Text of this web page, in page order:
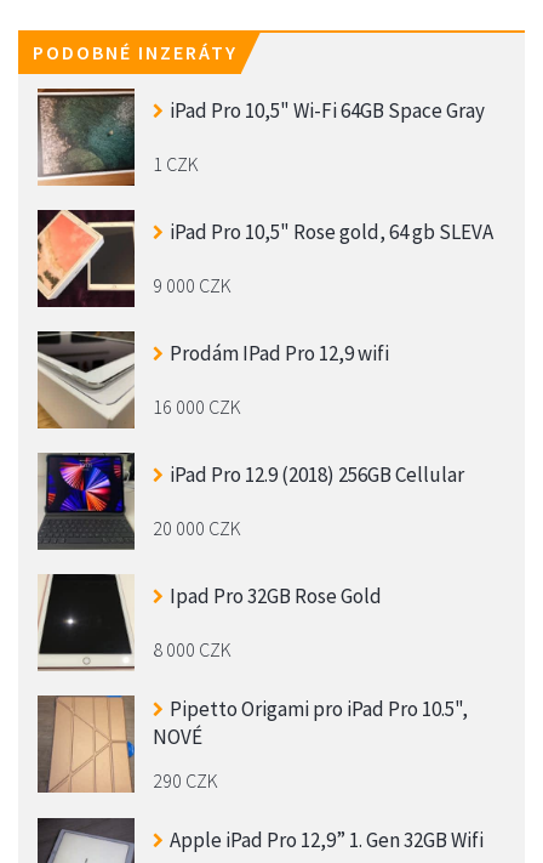
PODOBNÉ INZERÁTY
iPad Pro 10,5" Wi-Fi 64GB Space Gray
1 CZK
iPad Pro 10,5" Rose gold, 64 gb SLEVA
9 000 CZK
Prodám IPad Pro 12,9 wifi
16 000 CZK
iPad Pro 12.9 (2018) 256GB Cellular
20 000 CZK
Ipad Pro 32GB Rose Gold
8 000 CZK
Pipetto Origami pro iPad Pro 10.5",
NOVÉ
290 CZK
Apple iPad Pro 12,9” 1. Gen 32GB Wifi